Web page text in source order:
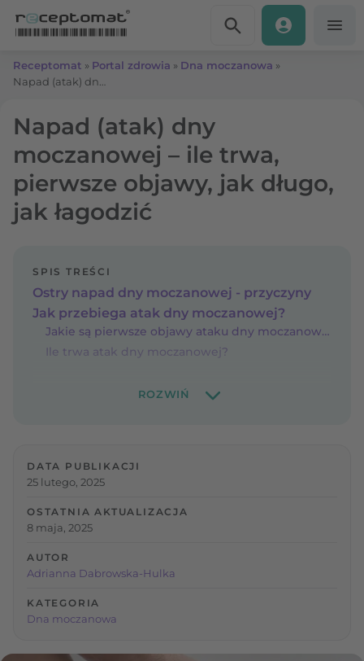
Receptomat » Portal zdrowia » Dna moczanowa »
Napad (atak) dny
moczanowej – ile trwa,
pierwsze objawy, jak długo,
jak łagodzić
SPIS TREŚCI
Ostry napad dny moczanowej - przyczyny
Jak przebiega atak dny moczanowej?
Jakie są pierwsze objawy ataku dny moczanowej?
Ile trwa atak dny moczanowej?
DATA PUBLIKACJI
25 lutego, 2025
OSTATNIA AKTUALIZACJA
8 maja, 2025
AUTOR
Adrianna Dabrowska-Hulka
KATEGORIA
Dna moczanowa